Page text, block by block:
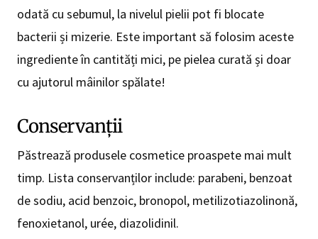
odată cu sebumul, la nivelul pielii pot fi blocate
bacterii și mizerie. Este important să folosim aceste
ingrediente în cantități mici, pe pielea curată și doar
cu ajutorul mâinilor spălate!
Conservanţii
Păstrează produsele cosmetice proaspete mai mult
timp. Lista conservanților include: parabeni, benzoat
de sodiu, acid benzoic, bronopol, metilizotiazolinonă,
fenoxietanol, urée, diazolidinil.